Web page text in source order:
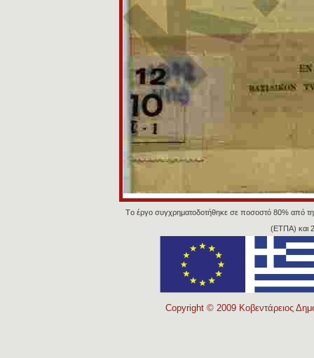
Tο έργο συγχρηματοδοτήθηκε σε ποσοστό 80% από
(ΕΤΠΑ) και
Copyright © 2009 Κοβεντάρειος